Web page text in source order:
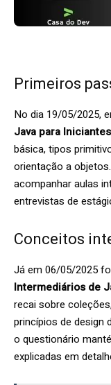
Primeiros
No dia 19/05/2025,
Java para Iniciantes
básica, tipos
orientação a
acompanhar aulas
entrevistas de
Conceitos
Já em 06/05/2025
Intermediários de
recai sobre
princípios de design
o questionário
explicadas em